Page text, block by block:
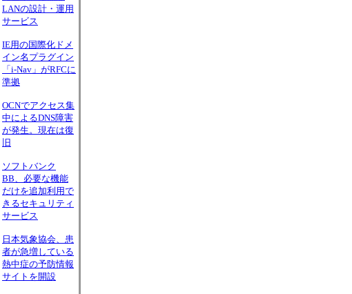
LANの設計・運用
サービス
IE用の国際化ドメ
イン名プラグイン
「i-Nav」がRFCに
準拠
OCNでアクセス集
中によるDNS障害
が発生。現在は復
旧
ソフトバンク
BB、必要な機能
だけを追加利用で
きるセキュリティ
サービス
日本気象協会、患
者が急増している
熱中症の予防情報
サイトを開設